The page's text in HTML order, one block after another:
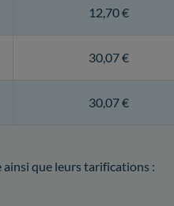
12,70 €
30,07 €
30,07 €
que leurs tarifications :